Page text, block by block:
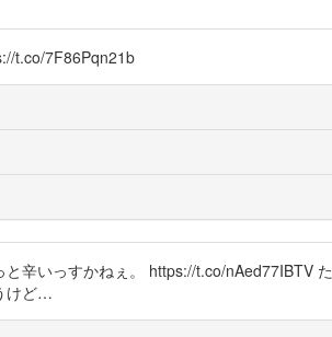
t.co/7F86Pqn21b
辛いっすかねぇ。 https://t.co/nAed77IBTV た
けど…